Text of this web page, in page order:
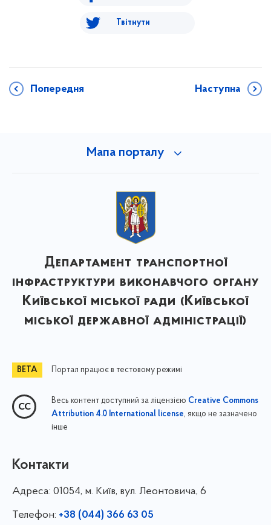
Твітнути
Попередня Наступна
Мапа порталу
Департамент транспортної
інфраструктури виконавчого органу
Київської міської ради (Київської
міської державної адміністрації)
Портал працює в тестовому режимі
Весь контент доступний за ліцензією Creative Commons
Attribution 4.0 International license, якщо не зазначено
інше
Контакти
Адреса: 01054, м. Київ, вул. Леонтовича, 6
Телефон: +38 (044) 366 63 05